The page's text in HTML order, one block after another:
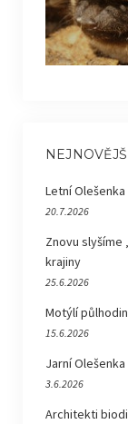
Letní Olešenka
20.7.2026
Znovu slyšíme
krajiny
25.6.2026
Motýlí
15.6.2026
Jarní Olešenka
3.6.2026
Architekti